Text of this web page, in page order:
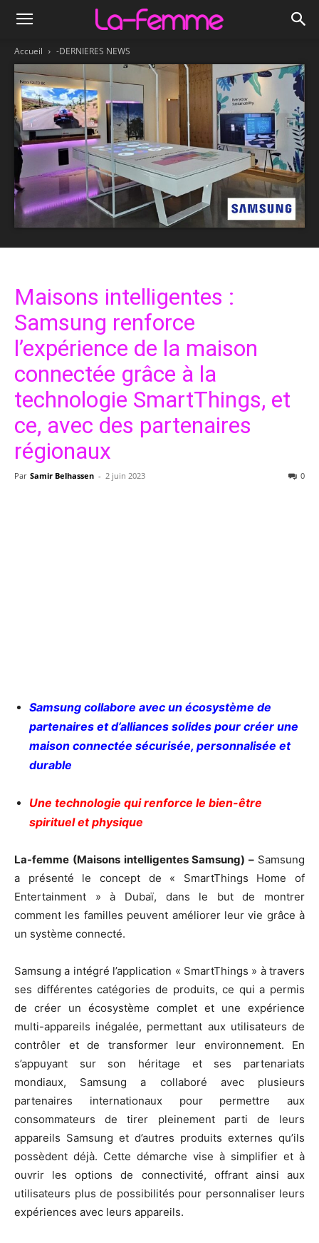
Accueil -DERNIERES NEWS
Maisons intelligentes :
Samsung renforce
l’expérience de la maison
connectée grâce à la
technologie SmartThings, et
ce, avec des partenaires
régionaux
Par Samir Belhassen - 2 juin 2023 0
Samsung collabore avec un écosystème de
partenaires et d’alliances solides pour créer une
maison connectée sécurisée, personnalisée et
durable
Une technologie qui renforce le bien-être
spirituel et physique
La-femme (Maisons intelligentes Samsung) – Samsung
a présenté le concept de « SmartThings Home of
Entertainment » à Dubaï, dans le but de montrer
comment les familles peuvent améliorer leur vie grâce à
un système connecté.
Samsung a intégré l’application « SmartThings » à travers
ses différentes catégories de produits, ce qui a permis
de créer un écosystème complet et une expérience
multi-appareils inégalée, permettant aux utilisateurs de
contrôler et de transformer leur environnement. En
s’appuyant sur son héritage et ses partenariats
mondiaux, Samsung a collaboré avec plusieurs
partenaires internationaux pour permettre aux
consommateurs de tirer pleinement parti de leurs
appareils Samsung et d’autres produits externes qu’ils
possèdent déjà. Cette démarche vise à simplifier et à
ouvrir les options de connectivité, offrant ainsi aux
utilisateurs plus de possibilités pour personnaliser leurs
expériences avec leurs appareils.